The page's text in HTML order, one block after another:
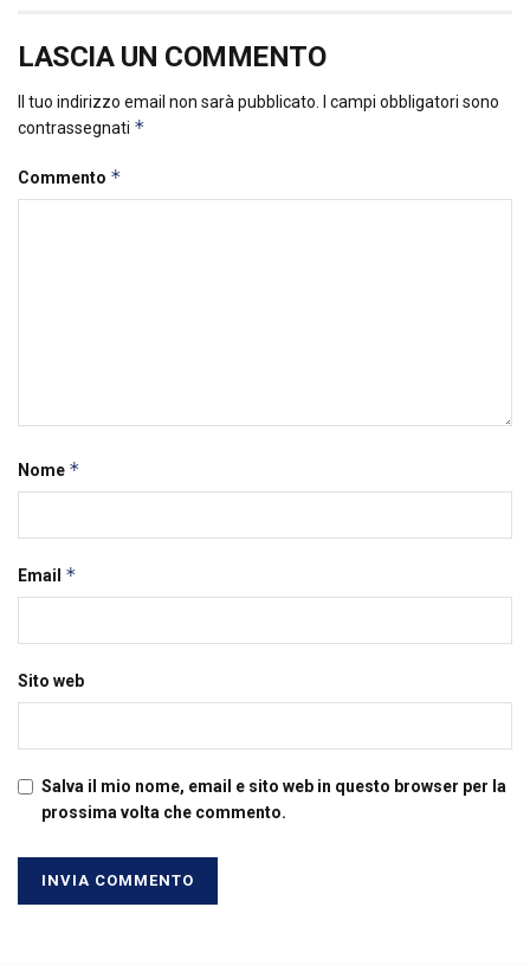
LASCIA UN COMMENTO
Il tuo indirizzo email non sarà pubblicato.
I campi obbligatori sono
contrassegnati *
Commento *
Nome *
Email *
Sito web
Salva il mio nome, email e sito web in questo browser per la
prossima volta che commento.